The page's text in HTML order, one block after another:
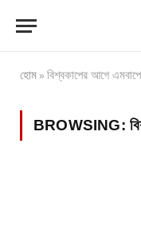
হোম » বিশ্বকাপের আগে
BROWSING: